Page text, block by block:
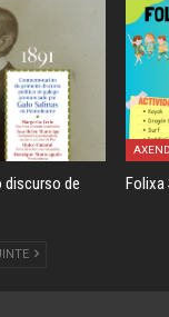
discurso de
Folixa